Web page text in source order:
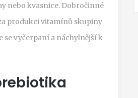
nebo kvasnice. Dobročinné
produkci vitamínů skupiny
se vyčerpaní a náchylnější k